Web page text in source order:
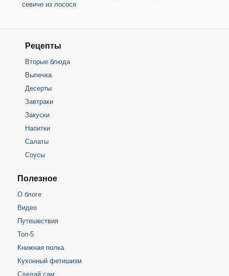
севиче из лосося
Рецепты
Вторые блюда
Выпечка
Десерты
Завтраки
Закуски
Напитки
Салаты
Соусы
Полезное
О блоге
Видео
Путешествия
Топ-5
Книжная полка
Кухонный фетишизм
Сделай сам